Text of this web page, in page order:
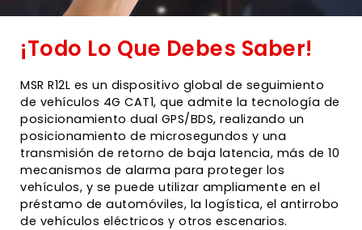
¡Todo Lo Que Debes Saber!
MSR R12L es un dispositivo global de seguimiento
de vehículos 4G CAT1, que admite la tecnología de
posicionamiento dual GPS/BDS, realizando un
posicionamiento de microsegundos y una
transmisión de retorno de baja latencia, más de 10
mecanismos de alarma para proteger los
vehículos, y se puede utilizar ampliamente en el
préstamo de automóviles, la logística, el antirrobo
de vehículos eléctricos y otros escenarios.